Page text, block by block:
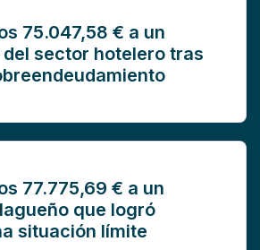
75.047,58 € a un
sector hotelero tras
77.775,69 € a un
que logró
situación límite